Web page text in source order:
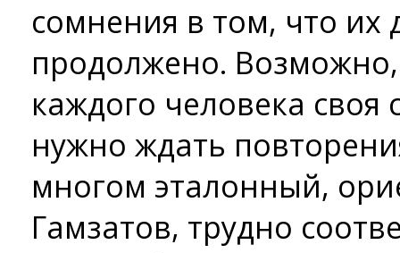
сомнения в том, что их
продолжено.
каждого человека своя
нужно ждать
многом эталонный,
Гамзатов, трудно